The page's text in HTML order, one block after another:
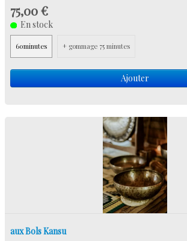
75,00 €
En stock
60minutes + gommage 75 minutes
Ajouter
aux Bols Kansu